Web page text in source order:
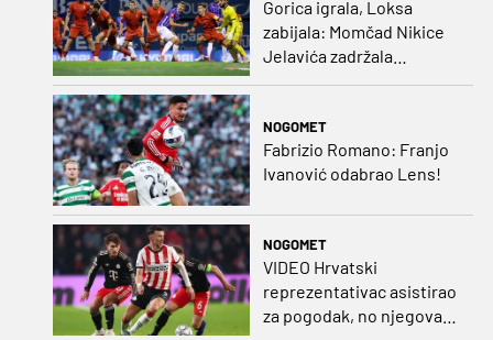
Gorica igrala, Loksa
zabijala: Momčad Nikice
Jelavića zadržala
stopostotni učinak
NOGOMET
Fabrizio Romano: Franjo
Ivanović odabrao Lens!
NOGOMET
VIDEO Hrvatski
reprezentativac asistirao
za pogodak, no njegova